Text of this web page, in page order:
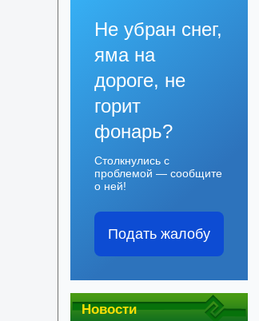
Не убран снег,
яма на
дороге, не
горит
фонарь?
Столкнулись с
проблемой — сообщите
о ней!
Подать жалобу
Новости